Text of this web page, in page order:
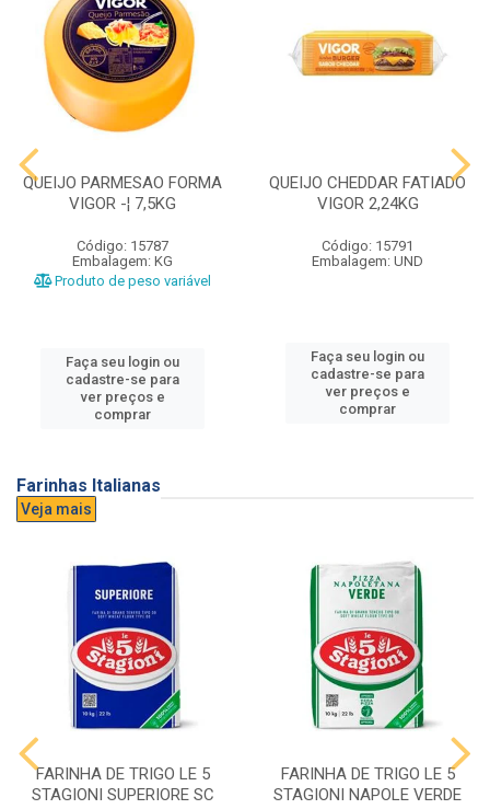
QUEIJO PARMESAO FORMA
VIGOR -¦ 7,5KG
Código: 15787
Embalagem: KG
Produto de peso variável
Faça seu login ou
cadastre-se para
ver preços e
comprar
QUEIJO CHEDDAR FATIADO
VIGOR 2,24KG
Código: 15791
Embalagem: UND
Faça seu login ou
cadastre-se para
ver preços e
comprar
Farinhas Italianas
Veja mais
FARINHA DE TRIGO LE 5
STAGIONI SUPERIORE SC
FARINHA DE TRIGO LE 5
STAGIONI NAPOLE VERDE